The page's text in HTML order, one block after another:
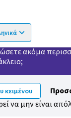
language Επιλογή
ακόμα
να μην είναι